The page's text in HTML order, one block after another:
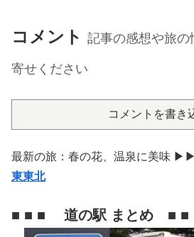
コメント 記事の感想や旅
寄せください
コメントを書き
最新の旅：春の花、温泉に美味 ▶▶
東東北
■ ■ ■ 道の駅 まとめ ■ ■